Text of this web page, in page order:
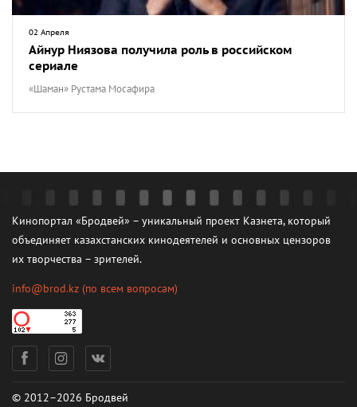
02 Апреля
Айнур Ниязова получила роль в российском
сериале
«Шаман» Рустама Мосафира
Кинопортал «Бродвей» – уникальный проект Казнета, который
объединяет казахстанских кинодеятелей и основных цензоров
их творчества – зрителей.
info@brod.kz (по всем вопросам)
© 2012–2026 Бродвей